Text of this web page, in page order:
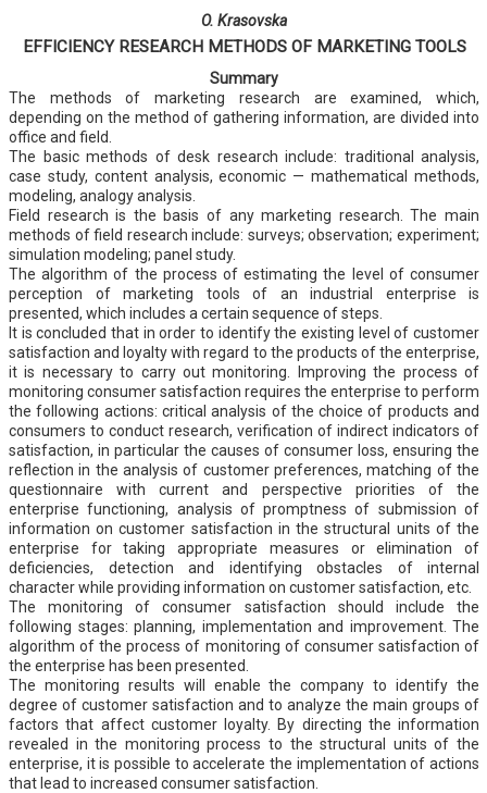
O. Krasovska
EFFICIENCY RESEARCH METHODS OF MARKETING TOOLS
Summary
The methods of marketing research are examined, which,
depending on the method of gathering information, are divided into
office and field.
The basic methods of desk research include: traditional analysis,
case study, content analysis, economic — mathematical methods,
modeling, analogy analysis.
Field research is the basis of any marketing research. The main
methods of field research include: surveys; observation; experiment;
simulation modeling; panel study.
The algorithm of the process of estimating the level of consumer
perception of marketing tools of an industrial enterprise is
presented, which includes a certain sequence of steps.
It is concluded that in order to identify the existing level of customer
satisfaction and loyalty with regard to the products of the enterprise,
it is necessary to carry out monitoring. Improving the process of
monitoring consumer satisfaction requires the enterprise to perform
the following actions: critical analysis of the choice of products and
consumers to conduct research, verification of indirect indicators of
satisfaction, in particular the causes of consumer loss, ensuring the
reflection in the analysis of customer preferences, matching of the
questionnaire with current and perspective priorities of the
enterprise functioning, analysis of promptness of submission of
information on customer satisfaction in the structural units of the
enterprise for taking appropriate measures or elimination of
deficiencies, detection and identifying obstacles of internal
character while providing information on customer satisfaction, etc.
The monitoring of consumer satisfaction should include the
following stages: planning, implementation and improvement. The
algorithm of the process of monitoring of consumer satisfaction of
the enterprise has been presented.
The monitoring results will enable the company to identify the
degree of customer satisfaction and to analyze the main groups of
factors that affect customer loyalty. By directing the information
revealed in the monitoring process to the structural units of the
enterprise, it is possible to accelerate the implementation of actions
that lead to increased consumer satisfaction.